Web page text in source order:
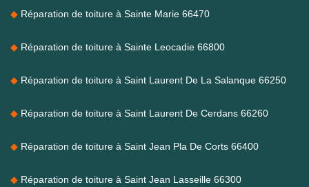
Réparation de toiture à Sainte Marie 66470
Réparation de toiture à Sainte Leocadie 66800
Réparation de toiture à Saint Laurent De La Salanque 66250
Réparation de toiture à Saint Laurent De Cerdans 66260
Réparation de toiture à Saint Jean Pla De Corts 66400
Réparation de toiture à Saint Jean Lasseille 66300